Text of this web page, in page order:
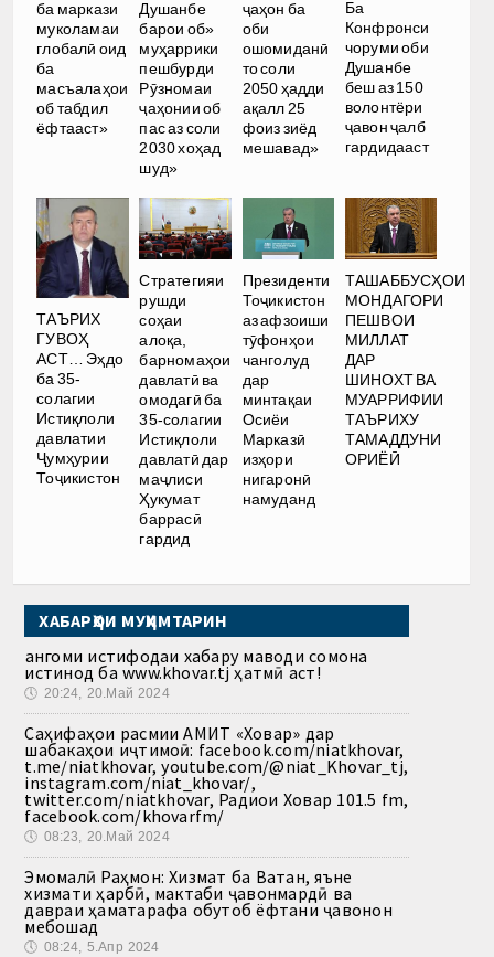
ба маркази
муколамаи
глобалӣ оид
ба
масъалаҳои
об табдил
ёфтааст»
Душанбе
барои об»
муҳаррики
пешбурди
Рӯзномаи
ҷаҳонии об
пас аз соли
2030 хоҳад
шуд»
ҷаҳон ба
оби
ошомиданӣ
то соли
2050 ҳадди
ақалл 25
фоиз зиёд
мешавад»
Ба
Конфронси
чоруми оби
Душанбе
беш аз 150
волонтёри
ҷавон ҷалб
гардидааст
ТАЪРИХ
ГУВОҲ
АСТ… Эҳдо
ба 35-
солагии
Истиқлоли
давлатии
Ҷумҳурии
Тоҷикистон
Стратегияи
рушди
соҳаи
алоқа,
барномаҳои
давлатӣ ва
омодагӣ ба
35-солагии
Истиқлоли
давлатӣ дар
маҷлиси
Ҳукумат
баррасӣ
гардид
Президенти
Тоҷикистон
аз афзоиши
тӯфонҳои
чанголуд
дар
минтақаи
Осиёи
Марказӣ
изҳори
нигаронӣ
намуданд
ТАШАББУСҲОИ
МОНДАГОРИ
ПЕШВОИ
МИЛЛАТ
ДАР
ШИНОХТ ВА
МУАРРИФИИ
ТАЪРИХУ
ТАМАДДУНИ
ОРИЁӢ
ХАБАРҲОИ МУҲИМТАРИН
Ҳангоми истифодаи хабару маводи сомона
истинод ба www.khovar.tj ҳатмӣ аст!
🕔 20:24, 20.Май 2024
Саҳифаҳои расмии АМИТ «Ховар» дар
шабакаҳои иҷтимоӣ: facebook.com/niatkhovar,
t.me/niatkhovar, youtube.com/@niat_Khovar_tj,
instagram.com/niat_khovar/,
twitter.com/niatkhovar, Радиои Ховар 101.5 fm,
facebook.com/khovarfm/
🕔 08:23, 20.Май 2024
Эмомалӣ Раҳмон: Хизмат ба Ватан, яъне
хизмати ҳарбӣ, мактаби ҷавонмардӣ ва
давраи ҳаматарафа обутоб ёфтани ҷавонон
мебошад
🕔 08:24, 5.Апр 2024